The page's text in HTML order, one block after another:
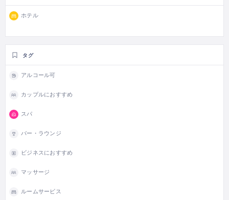
ホテル
タグ
アルコール可
カップルにおすすめ
スパ
バー・ラウンジ
ビジネスにおすすめ
マッサージ
ルームサービス